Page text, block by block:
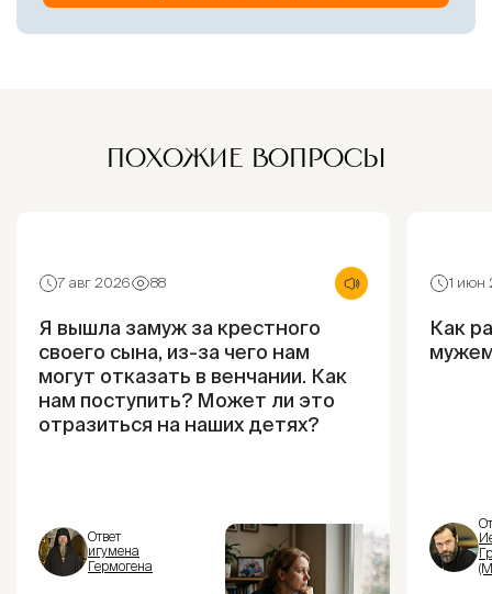
ПОХОЖИЕ ВОПРОСЫ
7 авг 2026 88
Я вышла замуж за крестного
своего сына, из-за чего нам
могут отказать в венчании. Как
нам поступить? Может ли это
отразиться на наших детях?
Ответ
игумена
Гермогена
1 июн
Как